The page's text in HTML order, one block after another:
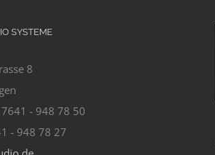
SYSTEME
8
- 948 78 50
- 948 78 27